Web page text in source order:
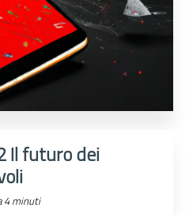
Il futuro dei
4 minuti